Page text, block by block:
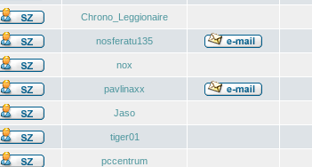
Chrono_Leggionaire
nosferatu135
nox
pavlinaxx
Jaso
tiger01
pccentrum